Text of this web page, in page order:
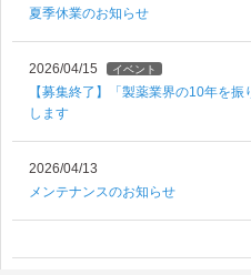
夏季休業のお知らせ
2026/04/15 イベント
【募集終了】「製薬業界の10年を
します
2026/04/13
メンテナンスのお知らせ